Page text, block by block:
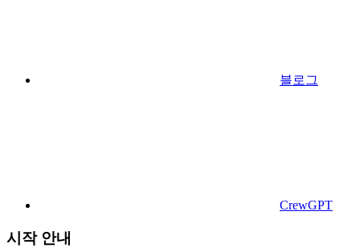
블로그
CrewGPT
시작 안내